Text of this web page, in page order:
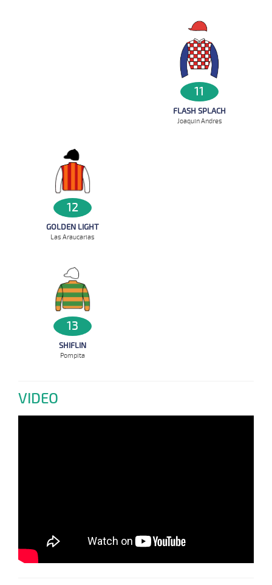
11
FLASH SPLACH
Joaquin Andres
12
GOLDEN LIGHT
Las Araucarias
13
SHIFLIN
Pompita
VIDEO